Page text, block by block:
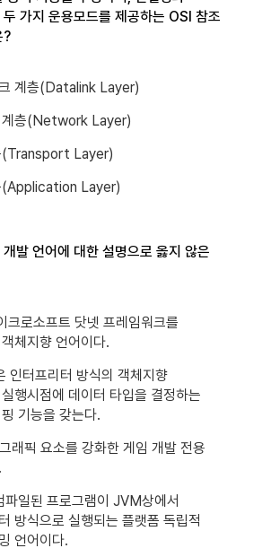
두 가지 운용모드를 제공하는 OSI 참조
?
계층(Datalink Layer)
계층(Network Layer)
(Transport Layer)
(Application Layer)
발 언어에 대한 설명으로 옳지 않은
크로소프트 닷넷 프레임워크를
체지향 언어이다.
인터프리터 방식의 객체지향
행시점에 데이터 타입을 결정하는
기능을 갖는다.
래픽 요소를 강화한 게임 개발 전용
파일된 프로그램이 JVM상에서
방식으로 실행되는 플랫폼 독립적
언어이다.